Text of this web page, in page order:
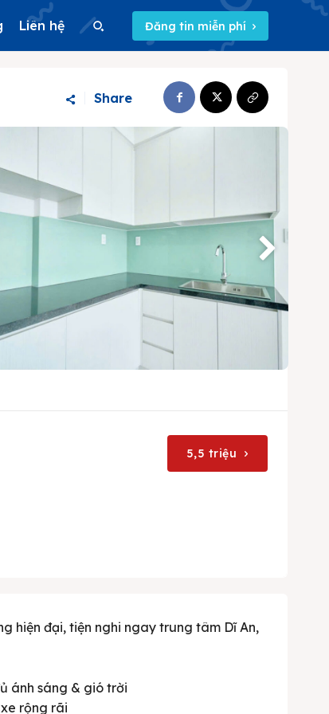
Search
Liên hệ Đăng tin miễn phí
Share
5,5 triệu
hiện đại, tiện nghi ngay trung tâm Dĩ An,
ánh sáng & gió trời
rộng rãi